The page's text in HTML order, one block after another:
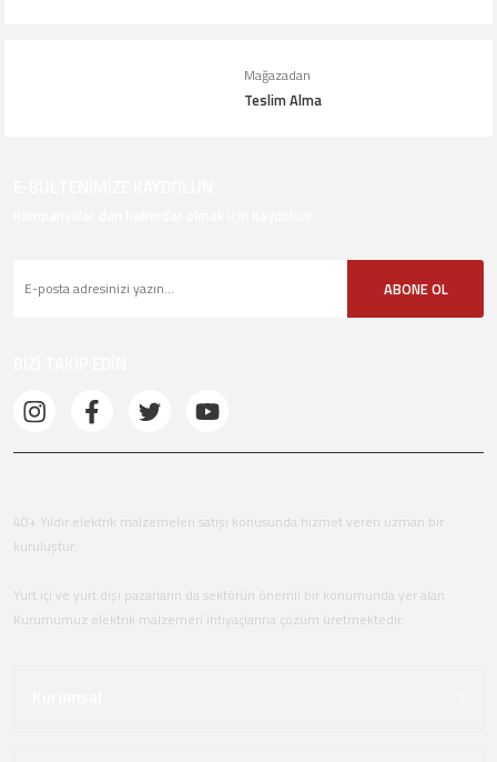
Mağazadan
Teslim Alma
ABONE OL
40+ Yıldır elektrik malzemeleri satışı konusunda hizmet veren uzman bir
kuruluştur.
Yurt içi ve yurt dışı pazarların da sektörün önemli bir konumunda yer alan
Kurumumuz elektrik malzemeri ihtiyaçlarına çözüm üretmektedir.